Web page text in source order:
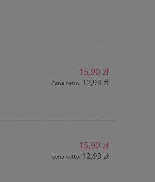
15,90 zł
Cena netto: 12,93 zł
15,90 zł
Cena netto: 12,93 zł